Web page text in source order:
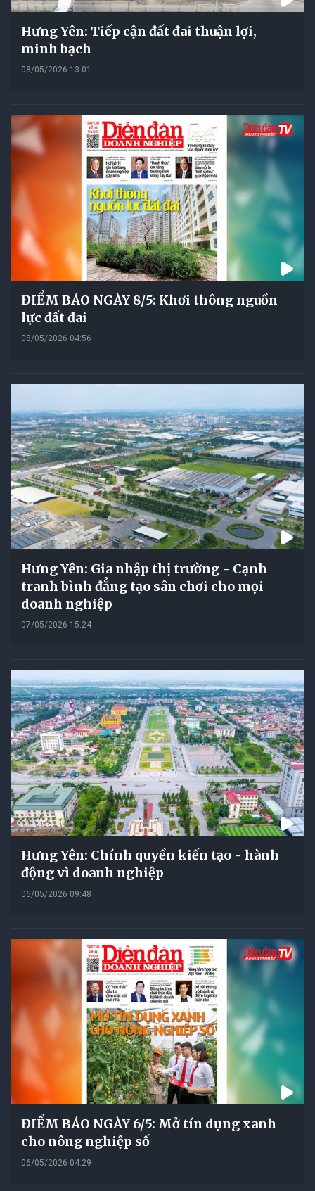
Hưng Yên: Tiếp cận đất đai thuận lợi,
minh bạch
08/05/2026 13:01
ĐIỂM BÁO NGÀY 8/5: Khơi thông nguồn
lực đất đai
08/05/2026 04:56
Hưng Yên: Gia nhập thị trường - Cạnh
tranh bình đẳng tạo sân chơi cho mọi
doanh nghiệp
07/05/2026 15:24
Hưng Yên: Chính quyền kiến tạo - hành
động vì doanh nghiệp
06/05/2026 09:48
ĐIỂM BÁO NGÀY 6/5: Mở tín dụng xanh
cho nông nghiệp số
06/05/2026 04:29